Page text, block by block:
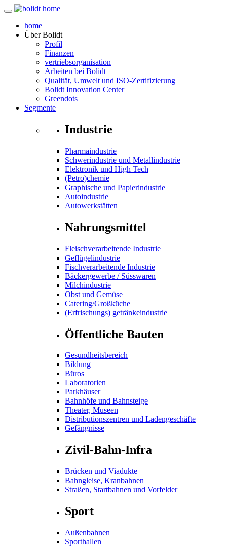
home
ÜberBolidt
Profil
Finanzen
vertriebsorganisation
Arbeiten bei Bolidt
Qualität, Umwelt und ISO-Zertifizierung
Bolidt Innovation Center
Greendots
Segmente
Industrie
Pharmaindustrie
Schwerindustrie und Metallindustrie
Elektronik und High Tech
(Petro)chemie
Graphische und Papierindustrie
Autoindustrie
Autowerkstätten
Nahrungsmittel
Fleischverarbeitende Industrie
Geflügelindustrie
Fischverarbeitende Industrie
Bäckergewerbe / Süsswaren
Milchindustrie
Obst und Gemüse
Catering/Großküche
(Erfrischungs) getränkeindustrie
Öffentliche Bauten
Gesundheitsbereich
Bildung
Büros
Laboratorien
Parkhäuser
Bahnhöfe und Bahnsteige
Theater, Museen
Distributionszentren und Ladengeschäfte
Gefängnisse
Zivil-Bahn-Infra
Brücken und Viadukte
Bahngleise, Kranbahnen
Straßen, Startbahnen und Vorfelder
Sport
Außenbahnen
Sporthallen